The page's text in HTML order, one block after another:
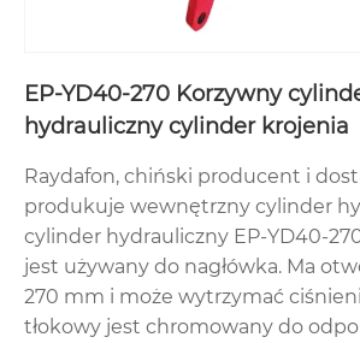
EP-YD40-270 Korzywny
hydrauliczny cylinder krojenia
Raydafon, chiński producent i
produkuje wewnętrzny cylinder
cylinder hydrauliczny EP-YD40-
jest używany do nagłówka. Ma
270 mm i może wytrzymać
tłokowy jest chromowany do